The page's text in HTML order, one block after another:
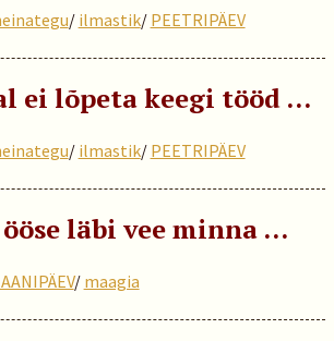
/ ilmastik/ PEETRIPÄEV
ei lõpeta keegi tööd …
/ ilmastik/ PEETRIPÄEV
läbi vee minna ...
/ maagia